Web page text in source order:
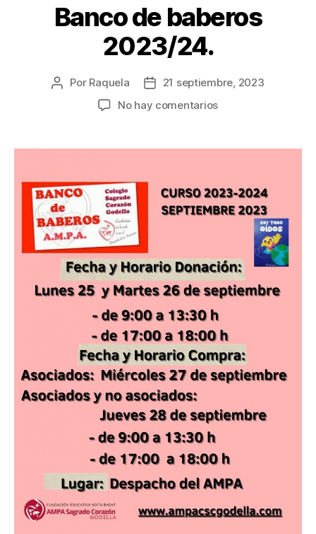
Banco de baberos
2023/24.
Autor
Por Raquela
Fecha
la
21 septiembre, 2023
No hay comentariosen
baberos